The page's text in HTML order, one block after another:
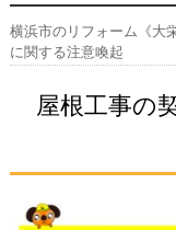
横浜市のリフォーム《大
に関する注意喚起
屋根工事の